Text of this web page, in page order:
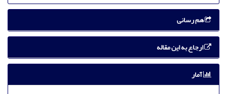
هم رسانی
ارجاع به این مقاله
آمار